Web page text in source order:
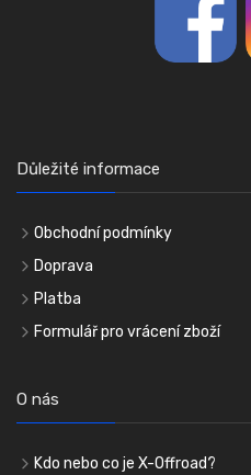
Důležité informace
Obchodní podmínky
Doprava
Platba
Formulář pro vrácení zboží
O nás
Kdo nebo co je X-Offroad?